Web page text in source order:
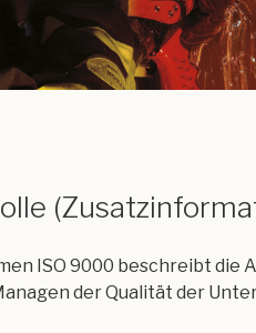
ISO 9000 beschreibt
der Qualität der